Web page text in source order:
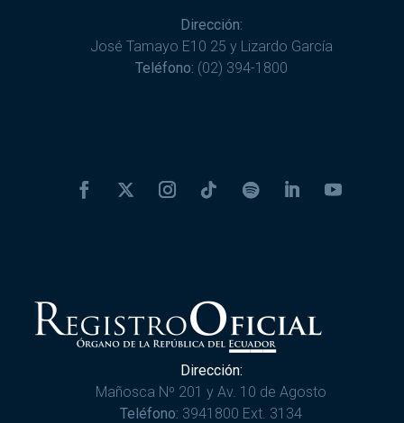
Dirección:
José Tamayo E10 25 y Lizardo García
Teléfono: (02) 394-1800
Dirección:
Mañosca Nº 201 y Av. 10 de Agosto
Teléfono: 3941800 Ext. 3134